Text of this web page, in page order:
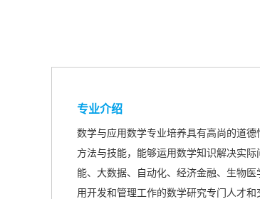
专业介绍
数学与应用数学专业培养具有高尚的道
方法与技能，能够运用数学知识解决实
能、大数据、自动化、经济金融、生物
用开发和管理工作的数学研究专门人才和